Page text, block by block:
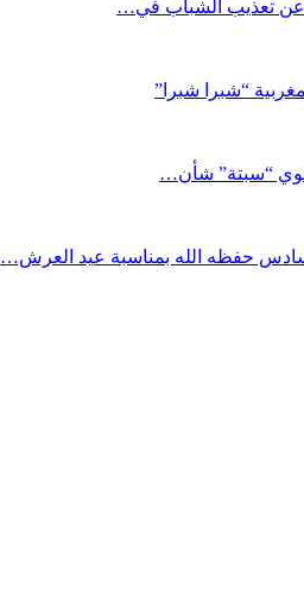
عن تعذيب الشباب في…
“شبرا شبرا”
قوي “سبتة” شأن…
حفظه الله بمناسبة عيد العرش…